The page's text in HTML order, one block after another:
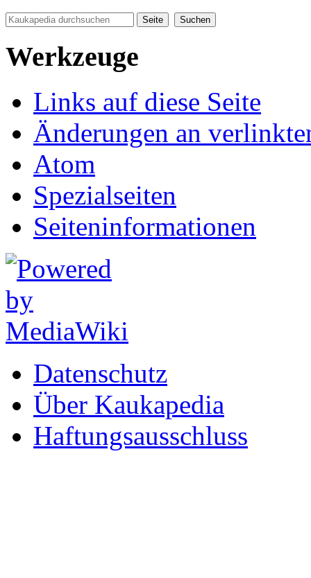
Werkzeuge
Links auf diese Seite
Änderungen an
Atom
Spezialseiten
Seiten­informationen
Datenschutz
Über Kaukapedia
Haftungsausschluss